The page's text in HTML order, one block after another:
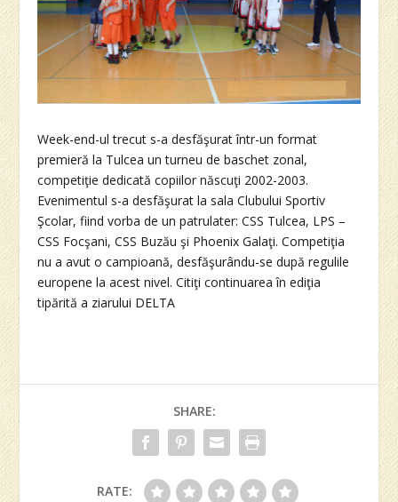
Week-end-ul trecut s-a desfăşurat într-un format
premieră la Tulcea un turneu de baschet zonal,
competiţie dedicată copiilor născuţi 2002-2003.
Evenimentul s-a desfăşurat la sala Clubului Sportiv
Şcolar, fiind vorba de un patrulater: CSS Tulcea, LPS –
CSS Focşani, CSS Buzău şi Phoenix Galaţi. Competiţia
nu a avut o campioană, desfăşurându-se după regulile
europene la acest nivel. Citiţi continuarea în ediţia
tipărită a ziarului DELTA
SHARE:
RATE: